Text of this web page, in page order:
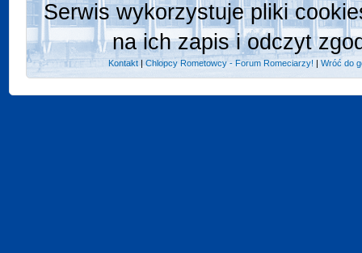
Serwis wykorzystuje pliki
na ich zapis i odczyt
Kontakt |Chlopcy Rometowcy - Forum Romeciarzy! |Wróć do